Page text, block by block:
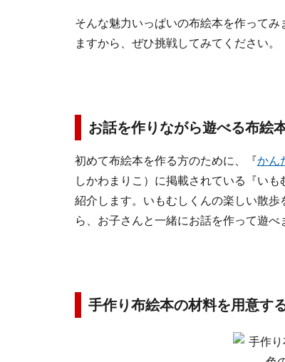
そんな魅力いっぱいの布絵本を作って
ますから、ぜひ挑戦してみてください。
お話を作りながら遊べる布絵
初めて布絵本を作る方のために、『かん
しかわまりこ）に掲載されている『い
紹介します。いもむしくんの楽しい散
ら、お子さんと一緒にお話を作って遊べ
手作り布絵本の材料を用意す